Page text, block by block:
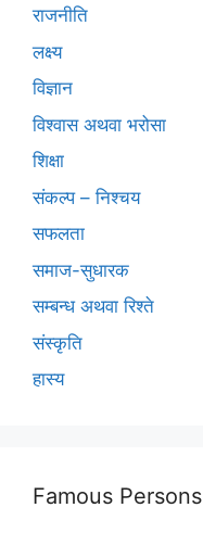
राजनीति
लक्ष्य
विज्ञान
विश्वास अथवा भरोसा
शिक्षा
संकल्प – निश्चय
सफलता
समाज-सुधारक
सम्बन्ध अथवा रिश्ते
संस्कृति
हास्य
Famous Persons